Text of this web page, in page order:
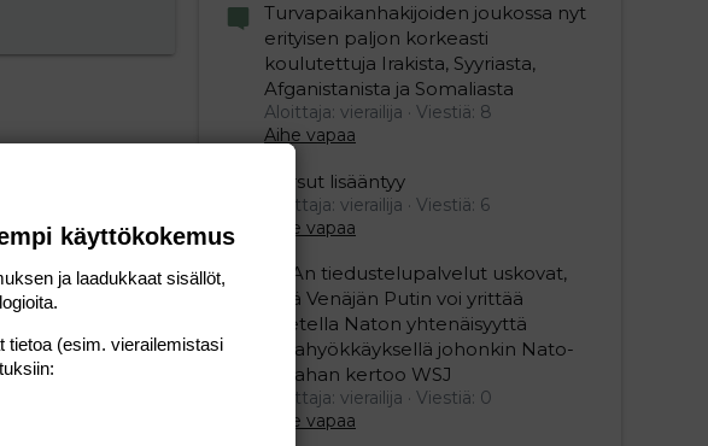
Turvapaikanhakijoiden joukossa nyt
erityisen paljon korkeasti
koulutettuja Irakista, Syyriasta,
Afganistanista ja Somaliasta
Aloittaja: vierailija
Viestiä: 8
Aihe vapaa
Persut lisääntyy
Aloittaja: vierailija
Viestiä: 6
Aihe vapaa
USAn tiedustelupalvelut uskovat,
että Venäjän Putin voi yrittää
koetella Naton yhtenäisyyttä
maahyökkäyksellä johonkin Nato-
maahan kertoo WSJ
Aloittaja: vierailija
Viestiä: 0
Aihe vapaa
käyttökokemus
ja laadukkaat sisällöt,
tietoa (esim. vierailemis­tasi